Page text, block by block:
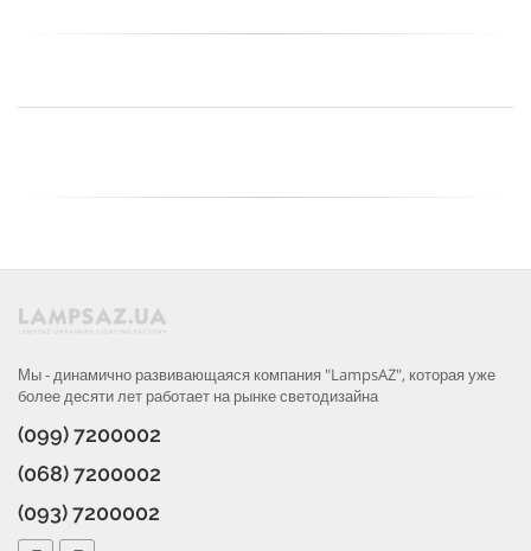
Мы - динамично развивающаяся компания "LampsAZ", которая уже
более десяти лет работает на рынке светодизайна
(099) 7200002
(068) 7200002
(093) 7200002